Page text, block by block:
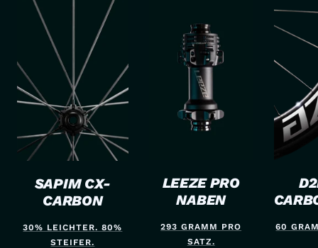
gehengehen
SAPIM CX-
CARBON
30% LEICHTER. 80%
STEIFER.
LEEZE PRO
NABEN
293 GRAMM PRO
SATZ.
60